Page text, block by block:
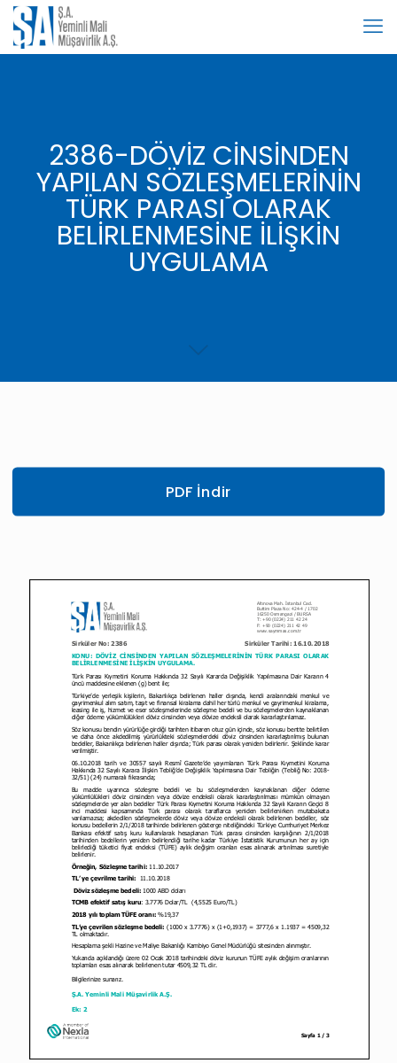
2386-DÖVİZ CİNSİNDEN
YAPILAN SÖZLEŞMELERİNİN
TÜRK PARASI OLARAK
BELİRLENMESİNE İLİŞKİN
UYGULAMA
PDF İndir